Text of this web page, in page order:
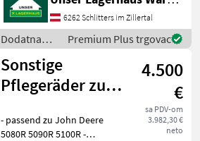
telefonisch, ob die von
Ihnen angefragte
Gebrauchtmaschine aktu
6262 Schlitters im Zillertal
Dodatna
oprema za
traktore /
Sonstige
Premium Plus trgovac
Sonstige
Pflegeräder zu
5080R 5090R
4.500
€
sa PDV-om
3.982,30 €
neto
- passend zu John Deere
5080R 5090R 5100R -